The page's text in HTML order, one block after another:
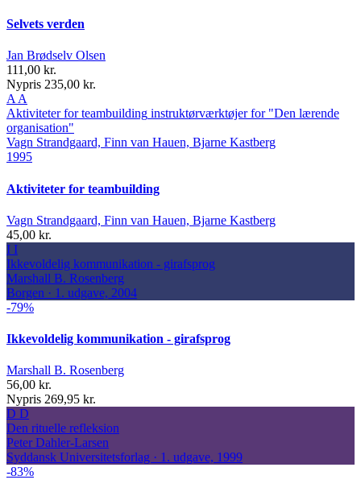
Selvets verden
Jan Brødselv Olsen
111,00 kr.
Nypris 235,00 kr.
A A
Aktiviteter for teambuilding instruktørværktøjer for "Den lærende
organisation"
Vagn Strandgaard, Finn van Hauen, Bjarne Kastberg
1995
Aktiviteter for teambuilding
Vagn Strandgaard, Finn van Hauen, Bjarne Kastberg
45,00 kr.
I I
Ikkevoldelig kommunikation - girafsprog
Marshall B. Rosenberg
Borgen · 1. udgave, 2004
-79%
Ikkevoldelig kommunikation - girafsprog
Marshall B. Rosenberg
56,00 kr.
Nypris 269,95 kr.
D D
Den rituelle refleksion
Peter Dahler-Larsen
Syddansk Universitetsforlag · 1. udgave, 1999
-83%